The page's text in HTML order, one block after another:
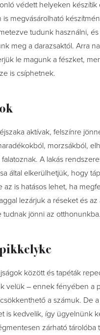
védett helyeken készítik
is megvásárolható
tudunk használni,
meg a darazsaktól. Arra
le magunk a fészket,
is csíphetnek.
aktívak, felszínre
morzsákból,
A lakás
által elkerülhetjük, hogy
az is hatásos lehet, ha
lezárjuk a réseket és az
tudnak jönni az otthonunkba.
között és tapéták
velük – ennek fényében a
a számuk. De
is kedvelik, így ügyelnünk
zárható tárolóba